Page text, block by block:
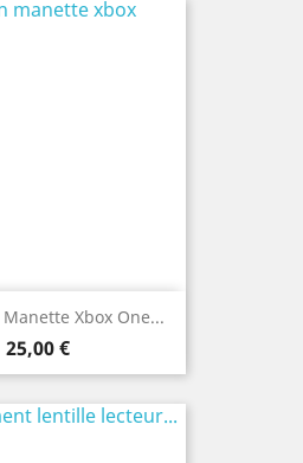
Xbox One...
Prix
25,00 €